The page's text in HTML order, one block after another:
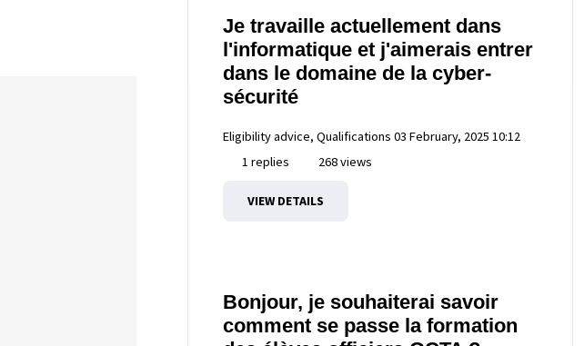
Je travaille actuellement dans
l'informatique et j'aimerais entrer
dans le domaine de la cyber-
sécurité
Eligibility advice, Qualifications 03 February, 2025 10:12
1 replies
268 views
VIEW DETAILS
Bonjour, je souhaiterai savoir
comment se passe la formation